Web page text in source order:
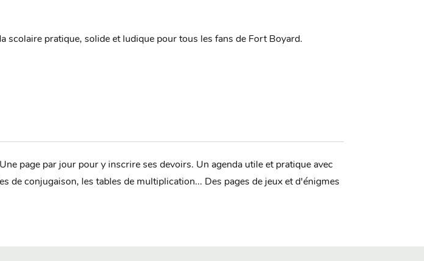
scolaire pratique, solide et ludique pour tous les fans de Fort Boyard.
page par jour pour y inscrire ses devoirs. Un agenda utile et pratique avec
de conjugaison, les tables de multiplication... Des pages de jeux et d'énigmes